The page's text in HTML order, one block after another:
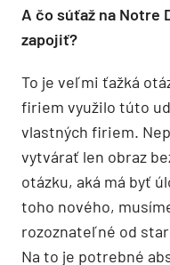
A čo súťaž na Notre
zapojiť?
To je veľmi ťažká
firiem využilo túto
vlastných firiem.
vytvárať len obraz
otázku, aká má byť
toho nového,
rozoznateľné od
Na to je potrebné